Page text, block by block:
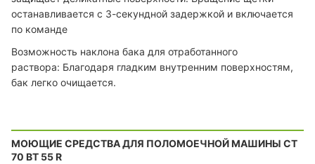
останавливается с 3-секундной задержкой и включается
по команде
Возможность наклона бака для отработанного
раствора: Благодаря гладким внутренним поверхностям,
бак легко очищается.
МОЮЩИЕ СРЕДСТВА ДЛЯ ПОЛОМОЕЧНОЙ МАШИНЫ CT
70 BT 55 R